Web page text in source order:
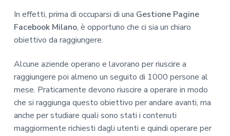
In effetti, prima di occuparsi di una Gestione Pagine
Facebook Milano, è opportuno che ci sia un chiaro
obiettivo da raggiungere.
Alcune aziende operano e lavorano per riuscire a
raggiungere poi almeno un seguito di 1000 persone al
mese. Praticamente devono riuscire a operare in modo
che si raggiunga questo obiettivo per andare avanti, ma
anche per studiare quali sono stati i contenuti
maggiormente richiesti dagli utenti e quindi operare per